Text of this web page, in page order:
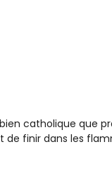
catholique que
finir dans les